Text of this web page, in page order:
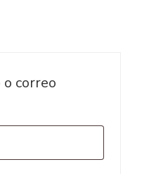
correo